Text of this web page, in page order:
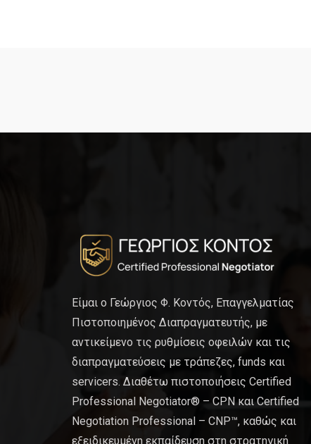
Είμαι ο Γεώργιος Φ. Κοντός, Επαγγελματίας
Πιστοποιημένος Διαπραγματευτής, με
αντικείμενο τις ρυθμίσεις οφειλών και τις
διαπραγματεύσεις με τράπεζες, funds και
servicers. Διαθέτω πιστοποιήσεις Certified
Professional Negotiator® – CPN και Certified
Negotiation Professional – CNP™, καθώς και
εξειδικευμένη εκπαίδευση στη στρατηγική